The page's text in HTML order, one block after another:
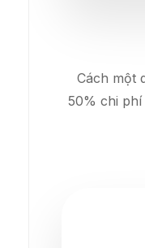
Cách một
50% chi